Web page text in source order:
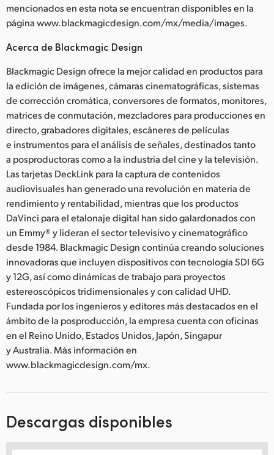
mencionados en esta nota se encuentran disponibles en la
página www.blackmagicdesign.com/mx/media/images.
Acerca de Blackmagic Design
Blackmagic Design ofrece la mejor calidad en productos para
la edición de imágenes, cámaras cinematográficas, sistemas
de corrección cromática, conversores de formatos, monitores,
matrices de conmutación, mezcladores para producciones en
directo, grabadores digitales, escáneres de películas
e instrumentos para el análisis de señales, destinados tanto
a posproductoras como a la industria del cine y la televisión.
Las tarjetas DeckLink para la captura de contenidos
audiovisuales han generado una revolución en materia de
rendimiento y rentabilidad, mientras que los productos
DaVinci para el etalonaje digital han sido galardonados con
un Emmy® y lideran el sector televisivo y cinematográfico
desde 1984. Blackmagic Design continúa creando soluciones
innovadoras que incluyen dispositivos con tecnología SDI 6G
y 12G, así como dinámicas de trabajo para proyectos
estereoscópicos tridimensionales y con calidad UHD.
Fundada por los ingenieros y editores más destacados en el
ámbito de la posproducción, la empresa cuenta con oficinas
en el Reino Unido, Estados Unidos, Japón, Singapur
y Australia. Más información en
www.blackmagicdesign.com/mx.
Descargas disponibles